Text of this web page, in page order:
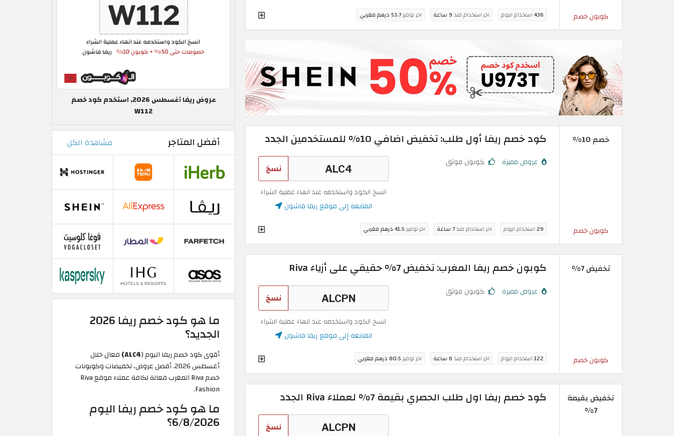
كوبون خصم 436استخدام اليوم اخر استخدام منذ9 ساعة اخر توفير53.7 درهم مغربي
خصم 10%
كوبون خصم
كود خصم ريفا أول طلب: تخفيض اضافي 10% للمستخدمين الجدد
عروض مميزة كوبون موثق نسخ
انسخ الكود واستخدمه عند انهاء عملية الشراء
المتابعة إلى موقع ريفا فاشون
29استخدام اليوم اخر استخدام منذ7 ساعة اخر توفير41.5 درهم مغربي
تخفيض 7%
كوبون خصم
كوبون خصم ريفا المغرب: تخفيض 7% حقيقي على أزياء Riva
عروض مميزة كوبون موثق نسخ
انسخ الكود واستخدمه عند انهاء عملية الشراء
المتابعة إلى موقع ريفا فاشون
122استخدام اليوم اخر استخدام منذ6 ساعة اخر توفير80.5 درهم مغربي
تخفيض بقيمة
7%
كود خصم ريفا اول طلب الحصري بقيمة 7% لعملاء Riva الجدد
نسخ
عروض ريفا أغسطس 2026, استخدم كود خصم
W112
أفضل المتاجر مشاهدة الكل
ما هو كود خصم ريفا 2026
الجديد؟
أقوى كود خصم ريفا اليوم (ALC4) فعال خلال
أغسطس 2026. أفضل عروض، تخفيضات وكوبونات
خصم Riva المغرب فعالة لكافة عملاء موقع Riva
Fashion.
ما هو كود خصم ريفا اليوم
6/8/2026؟